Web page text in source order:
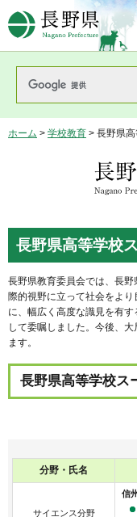
長野
ホーム > 学校教育 > 長野県
長野県
長野県高等学校
長野県教育委員会では、長
際的視野に立って社会をよ
に、幅広く高度な識見を有
して委嘱しました。今後、
ます。
長野県高等学校ス
分野・氏名
サイエンス分野
信